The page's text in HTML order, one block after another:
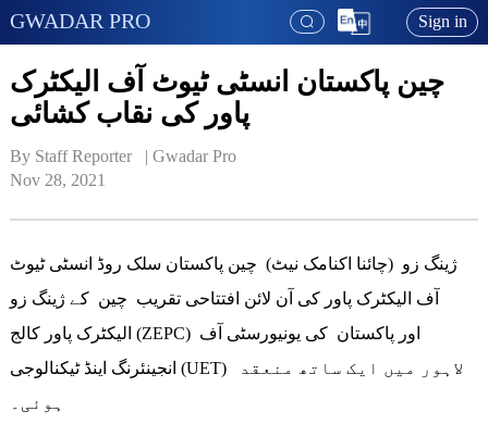
GWADAR PRO Sign in
چین پاکستان انسٹی ٹیوٹ آف الیکٹرک
پاور کی نقاب کشائی
By Staff Reporter   | Gwadar Pro
Nov 28, 2021
ژینگ زو (چائنا اکنامک نیٹ) چین پاکستان سلک روڈ انسٹی ٹیوٹ
آف الیکٹرک پاور کی آن لائن افتتاحی تقریب چین کے ژینگ زو
الیکٹرک پاور کالج (ZEPC) اور پاکستان کی یونیورسٹی آف
انجینئرنگ اینڈ ٹیکنالوجی (UET) لاہور میں ایک ساتھ منعقد